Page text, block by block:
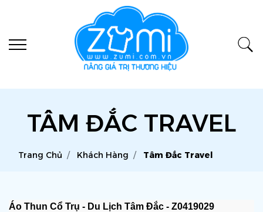
TÂM ĐẮC TRAVEL
Trang Chủ Khách Hàng Tâm Đắc Travel
Áo Thun Cổ Trụ - Du Lịch Tâm Đắc - Z0419029